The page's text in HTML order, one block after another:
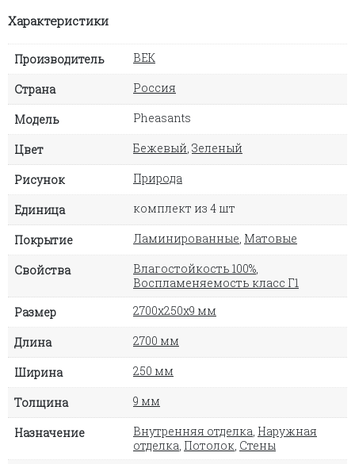
Характеристики
Производитель ВЕК
Страна Россия
Модель Pheasants
Цвет Бежевый Зеленый
Рисунок Природа
Единица комплект из 4 шт
Покрытие Ламинированные Матовые
Свойства Влагостойкость 100%
Воспламеняемость класс Г1
Размер
2700х250х9 мм
Длина 2700 мм
Ширина 250 мм
Толщина 9 мм
Назначение Внутренняя отделка Наружная
отделка Потолок Стены